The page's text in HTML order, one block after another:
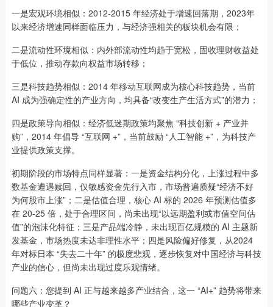
一是宏观环境相似：2012-2015 年经济处于增速回落期，2023年
以来经济增速同样面临压力，与经济强相关的板块机会有限；
二是流动性环境相似：内外部流动性均趋于宽松，固收理财收益处
于低位，推动存款向权益市场转移；
三是科技趋势相似：2014 年移动互联网成为核心科技趋势，当前
AI 成为强确定性的产业方向，均具备“改变生产生活方式”的潜力；
四是政策导向相似：经济低迷期政策均聚焦 “科技创新 + 产业并
购”，2014 年倡导 “互联网 +”，当前鼓励 “人工智能 +”，为科技产
业提供政策支撑。
初期阶段的市场特点同样显著：一是资金结构分化，上涨过程中多
数基金遭遇赎回，仅敏感资金先行入市，市场普遍质疑“经济不好
为何股市上涨”；二是估值合理，核心 AI 标的 2026 年预测估值多
在 20-25 倍，处于合理区间，尚未出现“以远期盈利或市值空间估
值”的泡沫化特征；三是产品端冷静，未出现百亿规模的 AI 主题新
发基金，市场热度未达非理性水平；四是风险偏好修复，从2024
年对标日本 “失去二十年” 的极度悲观，逐步恢复对中国经济与科技
产业的信心，但尚未出现过度乐观情绪。
问题六：您提到 AI 正与越来越多产业结合，这一 “AI+” 趋势将带来
哪些产业变革？